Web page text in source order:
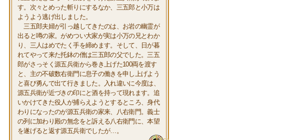
す。次々とめった斬りにするなか、三五郎と小万は
ようよう逃げ出しました。
三五郎夫婦が引っ越してきたのは、お岩の幽霊が
出ると噂の家。がめつい大家が実は小万の兄とわか
り、三人はめでたく手を締めます。そして、日が暮
れてやって来た托鉢の僧は三五郎の父でした。三五
郎がさっそく源五兵衛から巻き上げた100両を渡す
と、主の不破数右衛門に息子の働きを申し上げよう
と喜び勇んで出て行きました。入れ違いに今度は、
源五兵衛が近づきの印にと酒を持って現れます。追
いかけてきた役人が捕らえようとするところ、身代
わりになったのが源五兵衛の家来、八右衛門。義士
の列に加わり殿の無念をと訴える八右衛門に、本望
を遂げると返す源五兵衛でしたが…。